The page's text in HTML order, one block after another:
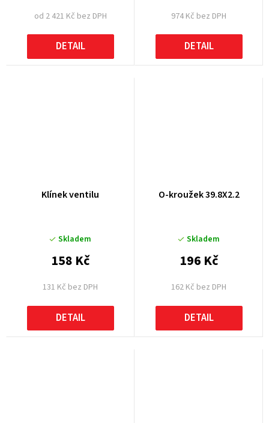
od 2 421 Kč bez DPH
DETAIL
974 Kč bez DPH
DETAIL
Klínek ventilu
Skladem
131 Kč bez DPH
158 Kč
DETAIL
O-kroužek 39.8X2.2
Skladem
162 Kč bez DPH
196 Kč
DETAIL